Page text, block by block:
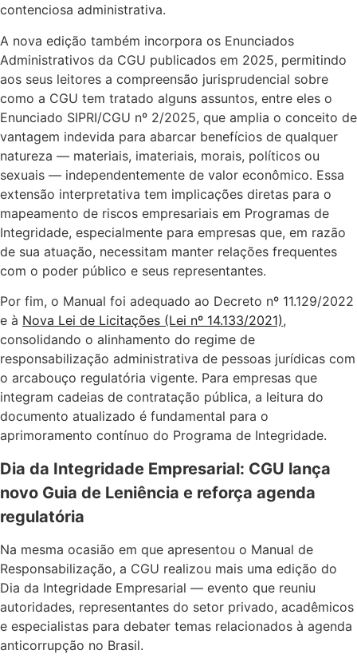
contenciosa administrativa.
A nova edição também incorpora os Enunciados
Administrativos da CGU publicados em 2025, permitindo
aos seus leitores a compreensão jurisprudencial sobre
como a CGU tem tratado alguns assuntos, entre eles o
Enunciado SIPRI/CGU nº 2/2025, que amplia o conceito de
vantagem indevida para abarcar benefícios de qualquer
natureza — materiais, imateriais, morais, políticos ou
sexuais — independentemente de valor econômico. Essa
extensão interpretativa tem implicações diretas para o
mapeamento de riscos empresariais em Programas de
Integridade, especialmente para empresas que, em razão
de sua atuação, necessitam manter relações frequentes
com o poder público e seus representantes.
Por fim, o Manual foi adequado ao Decreto nº 11.129/2022
e à Nova Lei de Licitações (Lei nº 14.133/2021),
consolidando o alinhamento do regime de
responsabilização administrativa de pessoas jurídicas com
o arcabouço regulatória vigente. Para empresas que
integram cadeias de contratação pública, a leitura do
documento atualizado é fundamental para o
aprimoramento contínuo do Programa de Integridade.
Dia da Integridade Empresarial: CGU lança
novo Guia de Leniência e reforça agenda
regulatória
Na mesma ocasião em que apresentou o Manual de
Responsabilização, a CGU realizou mais uma edição do
Dia da Integridade Empresarial — evento que reuniu
autoridades, representantes do setor privado, acadêmicos
e especialistas para debater temas relacionados à agenda
anticorrupção no Brasil.